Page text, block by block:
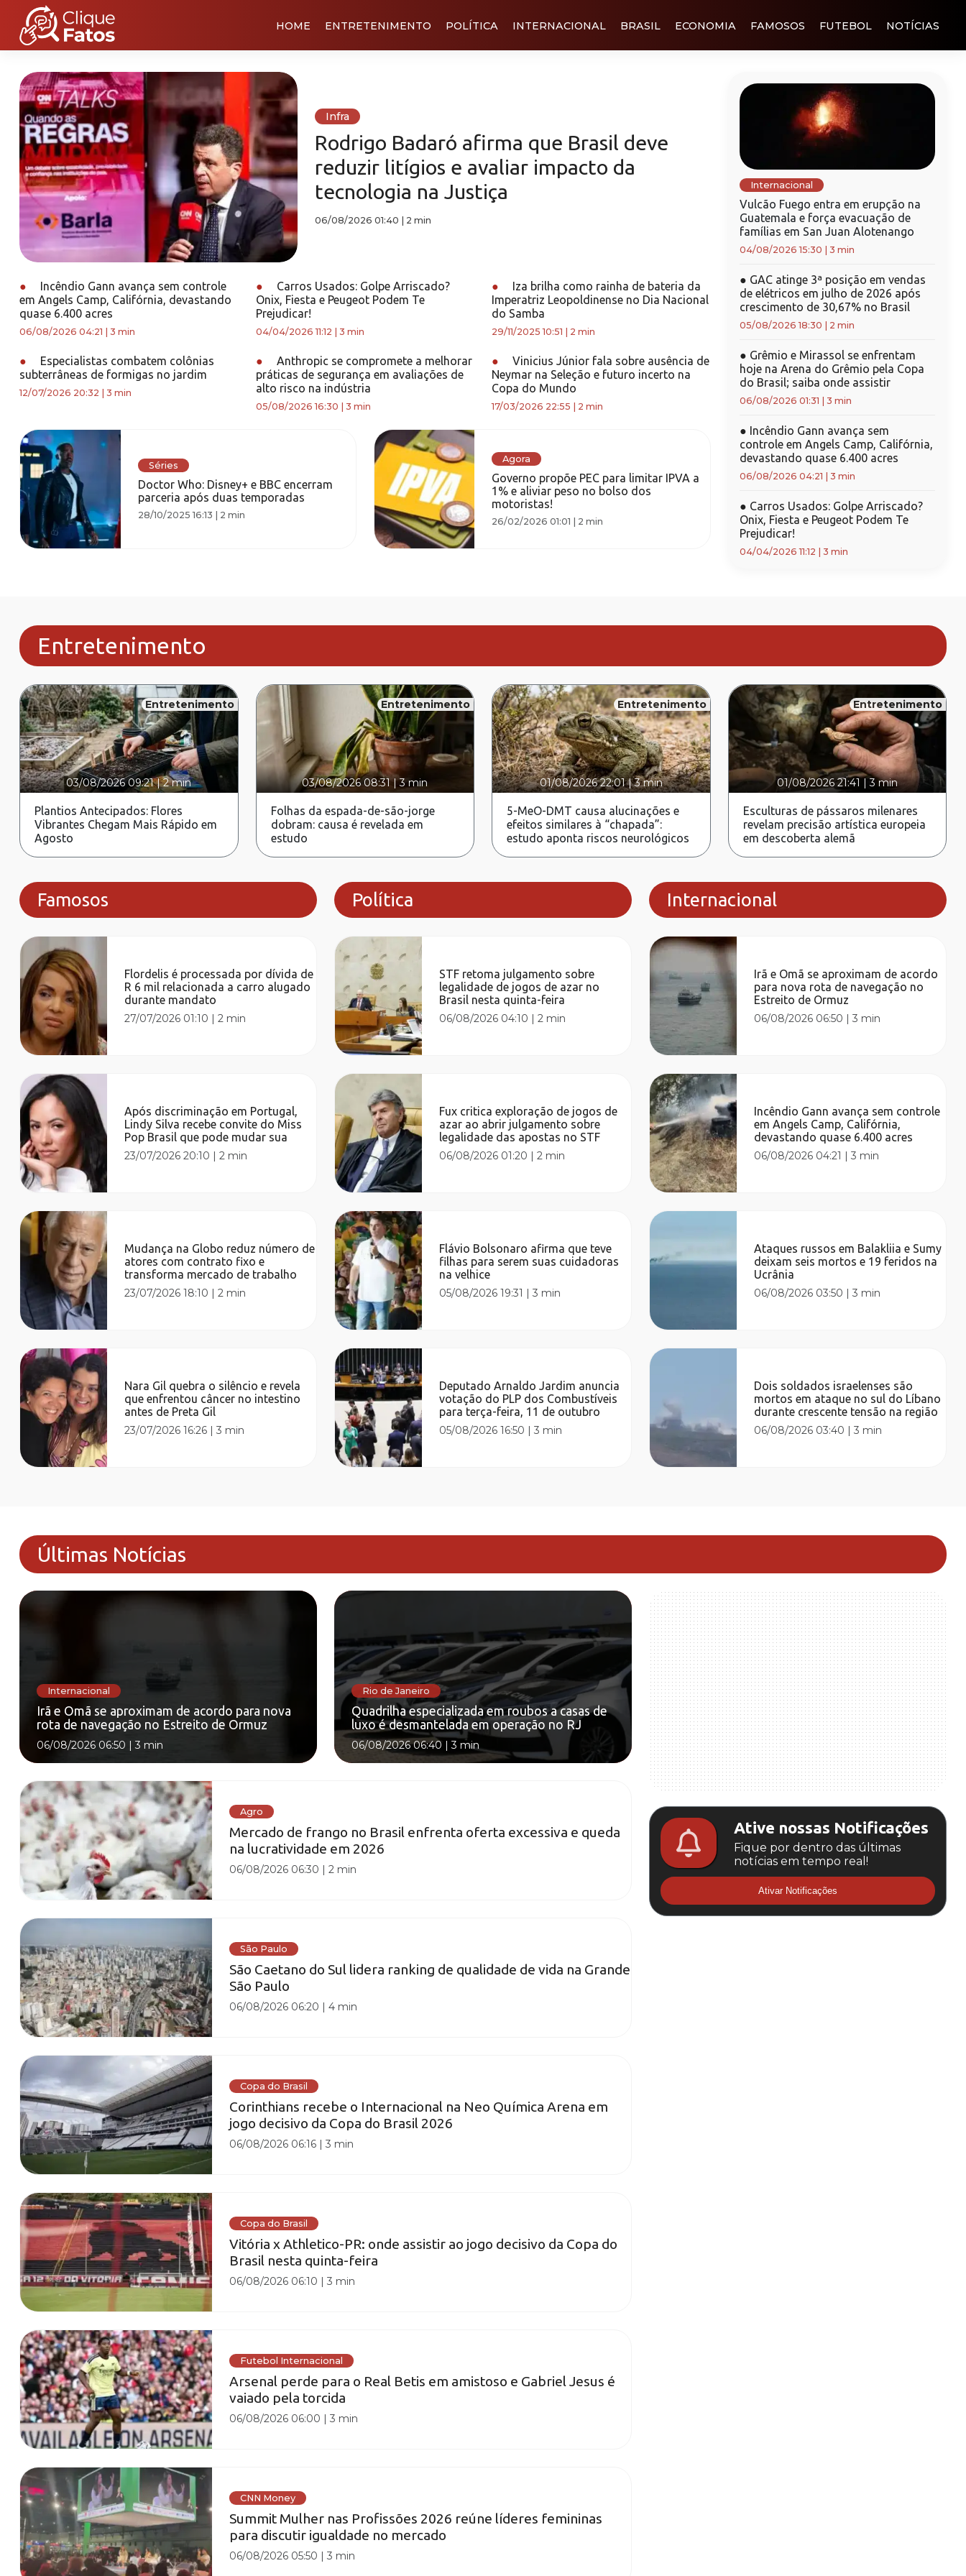
HOME ENTRETENIMENTO POLÍTICA INTERNACIONAL BRASIL ECONOMIA FAMOSOS FUTEBOL NOTÍCIAS
Infra
Rodrigo Badaró afirma que Brasil deve
reduzir litígios e avaliar impacto da
tecnologia na Justiça
06/08/2026 01:40 2 min
●
Incêndio Gann avança sem controle
em Angels Camp, Califórnia, devastando
quase 6.400 acres
06/08/2026 04:21 3 min
●
Carros Usados: Golpe Arriscado?
Onix, Fiesta e Peugeot Podem Te
Prejudicar!
04/04/2026 11:12 3 min
●
Iza brilha como rainha de bateria da
Imperatriz Leopoldinense no Dia Nacional
do Samba
29/11/2025 10:51 2 min
●
Especialistas combatem colônias
subterrâneas de formigas no jardim
12/07/2026 20:32 3 min
●
Anthropic se compromete a melhorar
práticas de segurança em avaliações de
alto risco na indústria
05/08/2026 16:30 3 min
●
Vinicius Júnior fala sobre ausência de
Neymar na Seleção e futuro incerto na
Copa do Mundo
17/03/2026 22:55 2 min
Séries
Doctor Who: Disney+ e BBC encerram
parceria após duas temporadas
28/10/2025 16:13 | 2 min
Agora
Governo propõe PEC para limitar IPVA a
1% e aliviar peso no bolso dos
motoristas!
26/02/2026 01:01 | 2 min
Internacional
Vulcão Fuego entra em erupção na
Guatemala e força evacuação de
famílias em San Juan Alotenango
04/08/2026 15:30 3 min
● GAC atinge 3ª posição em vendas
de elétricos em julho de 2026 após
crescimento de 30,67% no Brasil
05/08/2026 18:30 2 min
● Grêmio e Mirassol se enfrentam
hoje na Arena do Grêmio pela Copa
do Brasil; saiba onde assistir
06/08/2026 01:31 3 min
● Incêndio Gann avança sem
controle em Angels Camp, Califórnia,
devastando quase 6.400 acres
06/08/2026 04:21 3 min
● Carros Usados: Golpe Arriscado?
Onix, Fiesta e Peugeot Podem Te
Prejudicar!
04/04/2026 11:12 3 min
Entretenimento
Entretenimento
03/08/2026 09:21|2 min
Plantios Antecipados: Flores
Vibrantes Chegam Mais Rápido em
Agosto
Entretenimento
03/08/2026 08:31|3 min
Folhas da espada-de-são-jorge
dobram: causa é revelada em
estudo
Entretenimento
01/08/2026 22:01|3 min
5-MeO-DMT causa alucinações e
efeitos similares à “chapada”:
estudo aponta riscos neurológicos
Entretenimento
01/08/2026 21:41 |3 min
Esculturas de pássaros milenares
revelam precisão artística europeia
em descoberta alemã
Famosos
Flordelis é processada por dívida de
R 6 mil relacionada a carro alugado
durante mandato
27/07/2026 01:10 |2 min
Após discriminação em Portugal,
Lindy Silva recebe convite do Miss
Pop Brasil que pode mudar sua
23/07/2026 20:10 |2 min
Mudança na Globo reduz número de
atores com contrato fixo e
transforma mercado de trabalho
23/07/2026 18:10 |2 min
Nara Gil quebra o silêncio e revela
que enfrentou câncer no intestino
antes de Preta Gil
23/07/2026 16:26 |3 min
Política
STF retoma julgamento sobre
legalidade de jogos de azar no
Brasil nesta quinta-feira
06/08/2026 04:10 |2 min
Fux critica exploração de jogos de
azar ao abrir julgamento sobre
legalidade das apostas no STF
06/08/2026 01:20 |2 min
Flávio Bolsonaro afirma que teve
filhas para serem suas cuidadoras
na velhice
05/08/2026 19:31 |3 min
Deputado Arnaldo Jardim anuncia
votação do PLP dos Combustíveis
para terça-feira, 11 de outubro
05/08/2026 16:50 |3 min
Internacional
Irã e Omã se aproximam de acordo
para nova rota de navegação no
Estreito de Ormuz
06/08/2026 06:50 |3 min
Incêndio Gann avança sem controle
em Angels Camp, Califórnia,
devastando quase 6.400 acres
06/08/2026 04:21 |3 min
Ataques russos em Balakliia e Sumy
deixam seis mortos e 19 feridos na
Ucrânia
06/08/2026 03:50 |3 min
Dois soldados israelenses são
mortos em ataque no sul do Líbano
durante crescente tensão na região
06/08/2026 03:40 |3 min
Últimas Notícias
Internacional
Irã e Omã se aproximam de acordo para nova
rota de navegação no Estreito de Ormuz
06/08/2026 06:50 |3 min
Rio de Janeiro
Quadrilha especializada em roubos a casas de
luxo é desmantelada em operação no RJ
06/08/2026 06:40 |3 min
Agro
Mercado de frango no Brasil enfrenta oferta excessiva e queda
na lucratividade em 2026
06/08/2026 06:30 |2 min
São Paulo
São Caetano do Sul lidera ranking de qualidade de vida na Grande
São Paulo
06/08/2026 06:20 |4 min
Copa do Brasil
Corinthians recebe o Internacional na Neo Química Arena em
jogo decisivo da Copa do Brasil 2026
06/08/2026 06:16 |3 min
Copa do Brasil
Vitória x Athletico-PR: onde assistir ao jogo decisivo da Copa do
Brasil nesta quinta-feira
06/08/2026 06:10 |3 min
Futebol Internacional
Arsenal perde para o Real Betis em amistoso e Gabriel Jesus é
vaiado pela torcida
06/08/2026 06:00 |3 min
CNN Money
Summit Mulher nas Profissões 2026 reúne líderes femininas
para discutir igualdade no mercado
06/08/2026 05:50 |3 min
Ative nossas Notificações
Fique por dentro das últimas
notícias em tempo real!
Ativar Notificações